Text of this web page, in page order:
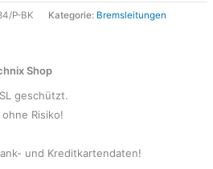
P-BK Kategorie: Bremsleitungen
Shop
geschützt.
Risiko!
und Kreditkartendaten!